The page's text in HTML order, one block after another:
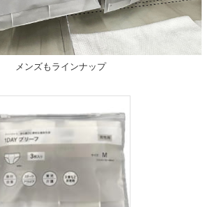
メンズもラインナップ